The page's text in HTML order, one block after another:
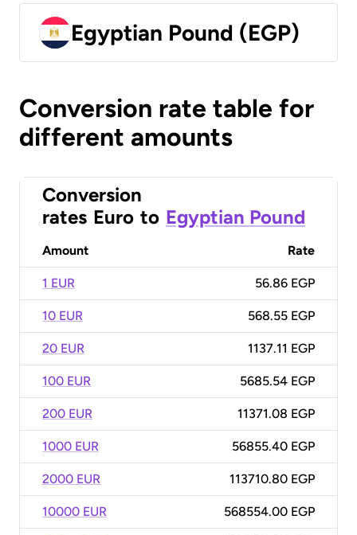
Egyptian Pound (EGP)
Conversion rate table for
different amounts
Conversion
rates Euro to Egyptian Pound
Amount Rate
1 EUR 56.86 EGP
10 EUR 568.55 EGP
20 EUR 1137.11 EGP
100 EUR 5685.54 EGP
200 EUR 11371.08 EGP
1000 EUR 56855.40 EGP
2000 EUR 113710.80 EGP
10000 EUR 568554.00 EGP